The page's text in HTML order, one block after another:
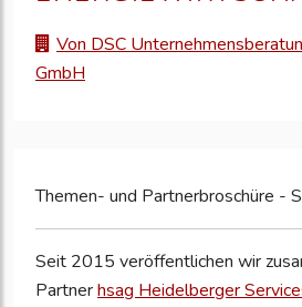
Von DSC
GmbH
Themen- und Partnerbroschüre -
Seit 2015 veröffentlichen wir
Partnerhsag Heidelberger